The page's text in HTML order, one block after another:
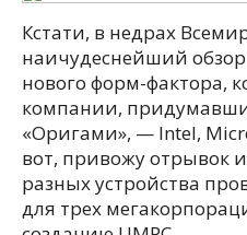
Кстати, в недрах
наичудеснейший
нового форм-фактора,
компании,
«Оригами», — Intel,
вот, привожу отрывок
разных устройства
для трех